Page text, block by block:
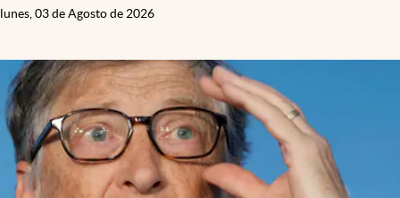
lunes, 03 de Agosto de 2026